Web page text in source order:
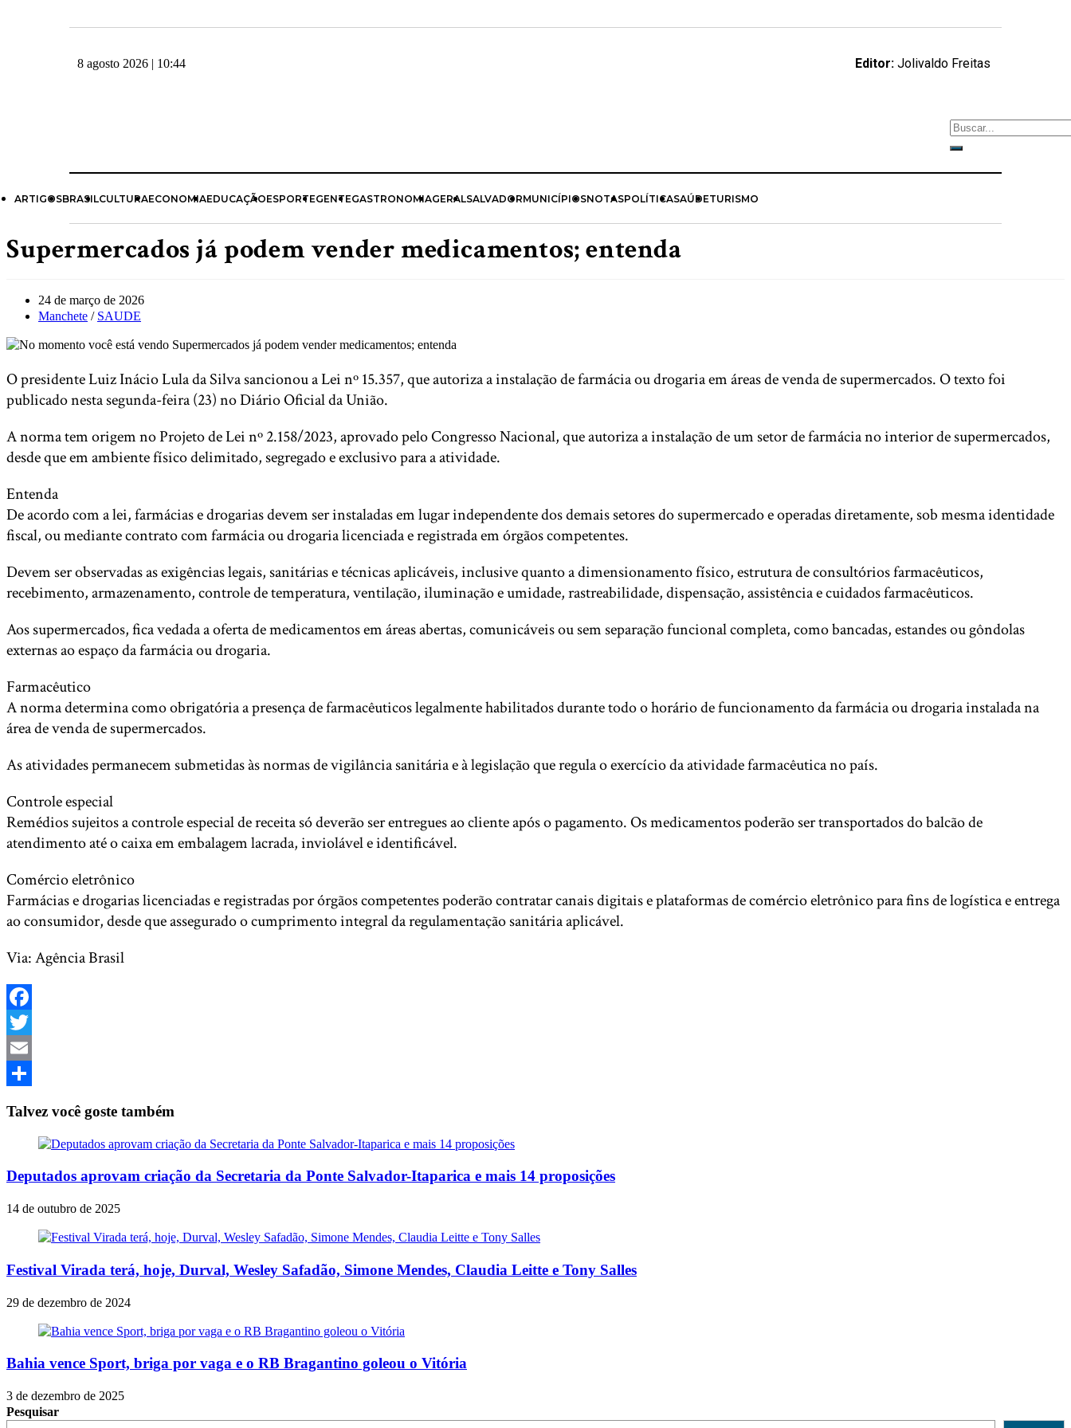
8 agosto 2026 | 10:44 Editor:Jolivaldo Freitas
ARTIGOSBRASILCULTURAECONOMIAEDUCAÇÃOESPORTEGENTEGASTRONOMIAGERALSALVADORMUNICÍPIOSNOTASPOLÍTICASAÚDETURISMO
Supermercados já podem vender medicamentos; entenda
24 de março de 2026
Manchete / SAUDE
O presidente Luiz Inácio Lula da Silva sancionou a Lei nº 15.357, que autoriza a instalação de farmácia ou drogaria em áreas de venda de supermercados. O texto foi
publicado nesta segunda-feira (23) no Diário Oficial da União.
A norma tem origem no Projeto de Lei nº 2.158/2023, aprovado pelo Congresso Nacional, que autoriza a instalação de um setor de farmácia no interior de supermercados,
desde que em ambiente físico delimitado, segregado e exclusivo para a atividade.
Entenda
De acordo com a lei, farmácias e drogarias devem ser instaladas em lugar independente dos demais setores do supermercado e operadas diretamente, sob mesma identidade
fiscal, ou mediante contrato com farmácia ou drogaria licenciada e registrada em órgãos competentes.
Devem ser observadas as exigências legais, sanitárias e técnicas aplicáveis, inclusive quanto a dimensionamento físico, estrutura de consultórios farmacêuticos,
recebimento, armazenamento, controle de temperatura, ventilação, iluminação e umidade, rastreabilidade, dispensação, assistência e cuidados farmacêuticos.
Aos supermercados, fica vedada a oferta de medicamentos em áreas abertas, comunicáveis ou sem separação funcional completa, como bancadas, estandes ou gôndolas
externas ao espaço da farmácia ou drogaria.
Farmacêutico
A norma determina como obrigatória a presença de farmacêuticos legalmente habilitados durante todo o horário de funcionamento da farmácia ou drogaria instalada na
área de venda de supermercados.
As atividades permanecem submetidas às normas de vigilância sanitária e à legislação que regula o exercício da atividade farmacêutica no país.
Controle especial
Remédios sujeitos a controle especial de receita só deverão ser entregues ao cliente após o pagamento. Os medicamentos poderão ser transportados do balcão de
atendimento até o caixa em embalagem lacrada, inviolável e identificável.
Comércio eletrônico
Farmácias e drogarias licenciadas e registradas por órgãos competentes poderão contratar canais digitais e plataformas de comércio eletrônico para fins de logística e entrega
ao consumidor, desde que assegurado o cumprimento integral da regulamentação sanitária aplicável.
Via: Agência Brasil
Facebook
Twitter
Email
Talvez você goste também
Deputados aprovam criação da Secretaria da Ponte Salvador-Itaparica e mais 14 proposições
14 de outubro de 2025
Festival Virada terá, hoje, Durval, Wesley Safadão, Simone Mendes, Claudia Leitte e Tony Salles
29 de dezembro de 2024
Bahia vence Sport, briga por vaga e o RB Bragantino goleou o Vitória
3 de dezembro de 2025
Pesquisar